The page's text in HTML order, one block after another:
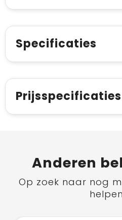
Specificaties
Prijsspecificaties
Anderen
Op zoek naar nog